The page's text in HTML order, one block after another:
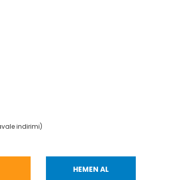
indirimi)
HEMEN AL